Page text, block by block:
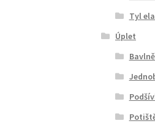
Tyl
Úplet